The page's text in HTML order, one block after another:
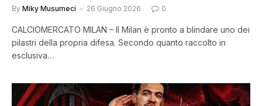
By Miky Musumeci 26 Giugno 2026 0
CALCIOMERCATO MILAN – Il Milan è pronto a blindare uno dei
pilastri della propria difesa. Secondo quanto raccolto in
esclusiva…